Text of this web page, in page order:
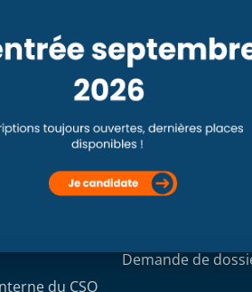
du CSO
Formations
Formation initiale
Formation
Demande de